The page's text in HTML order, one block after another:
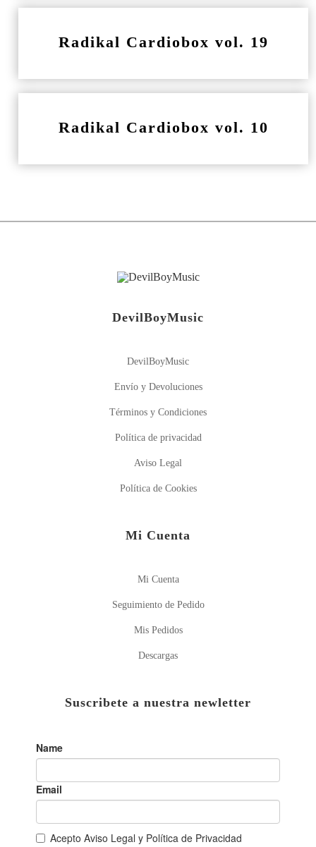
Radikal Cardiobox vol. 19
Radikal Cardiobox vol. 10
DevilBoyMusic
DevilBoyMusic
Envío y Devoluciones
Términos y Condiciones
Política de privacidad
Aviso Legal
Política de Cookies
Mi Cuenta
Mi Cuenta
Seguimiento de Pedido
Mis Pedidos
Descargas
Suscribete a nuestra newletter